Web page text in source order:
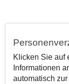
Klicken Sie auf
Informationen
automatisch